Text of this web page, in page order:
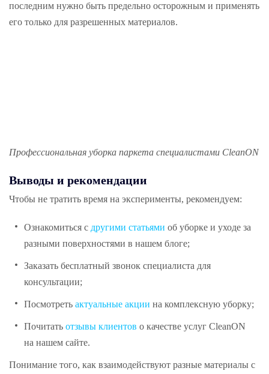
последним нужно быть предельно осторожным и применять
его только для разрешенных материалов.
Профессиональная уборка паркета специалистами CleanON
Выводы и рекомендации
Чтобы не тратить время на эксперименты, рекомендуем:
Ознакомиться с другими статьями об уборке и уходе за
разными поверхностями в нашем блоге;
Заказать бесплатный звонок специалиста для
консультации;
Посмотреть актуальные акции на комплексную уборку;
Почитать отзывы клиентов о качестве услуг CleanON
на нашем сайте.
Понимание того, как взаимодействуют разные материалы с